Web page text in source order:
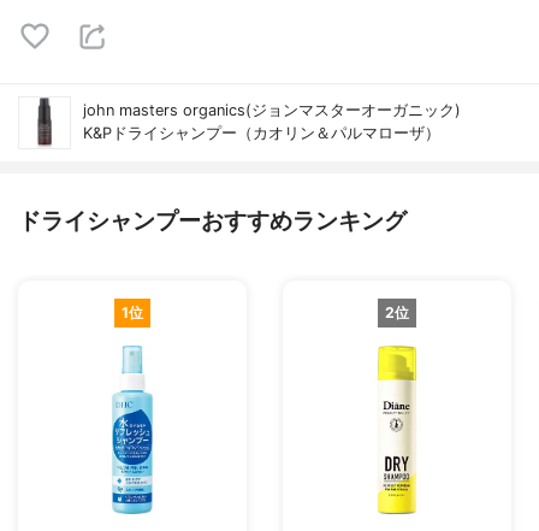
john masters organics(ジョンマスターオーガニック)
K&Pドライシャンプー（カオリン＆パルマローザ）
ドライシャンプーおすすめランキング
1位 2位